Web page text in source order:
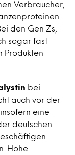
Verbraucher,
den Gen Zs,
sogar fast
Produkten
bei
auch vor der
eine
deutschen
Hohe